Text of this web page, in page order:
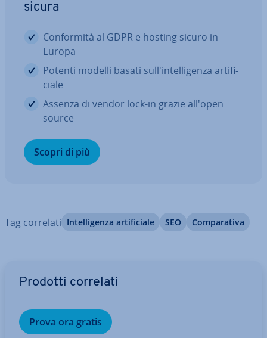
sicura
Con­for­mi­tà al GDPR e hosting sicuro in
Europa
Potenti modelli basati sul­l'in­tel­li­gen­za ar­ti­fi­
cia­le
Assenza di vendor lock-in grazie all'open
source
Scopri di più
Tag correlati In­tel­li­gen­za ar­ti­fi­cia­le SEO Com­pa­ra­ti­va
Prodotti correlati
Prova ora gratis